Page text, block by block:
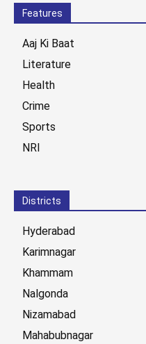
Features
Aaj Ki Baat
Literature
Health
Crime
Sports
NRI
Districts
Hyderabad
Karimnagar
Khammam
Nalgonda
Nizamabad
Mahabubnagar